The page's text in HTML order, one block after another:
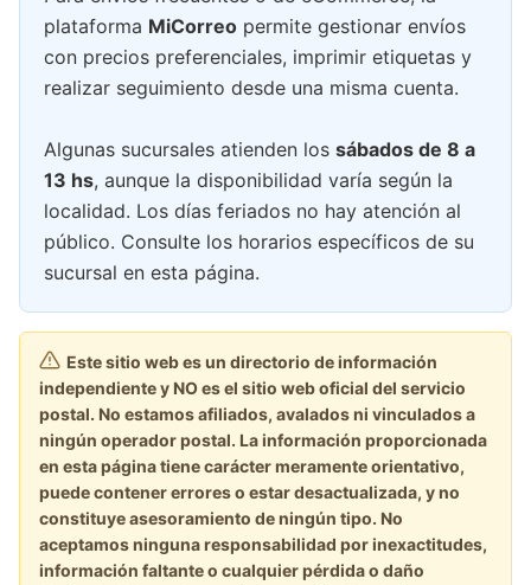
plataforma MiCorreo permite gestionar envíos
con precios preferenciales, imprimir etiquetas y
realizar seguimiento desde una misma cuenta.
Algunas sucursales atienden los sábados de 8 a
13 hs, aunque la disponibilidad varía según la
localidad. Los días feriados no hay atención al
público. Consulte los horarios específicos de su
sucursal en esta página.
Este sitio web es un directorio de información
independiente y NO es el sitio web oficial del servicio
postal. No estamos afiliados, avalados ni vinculados a
ningún operador postal. La información proporcionada
en esta página tiene carácter meramente orientativo,
puede contener errores o estar desactualizada, y no
constituye asesoramiento de ningún tipo. No
aceptamos ninguna responsabilidad por inexactitudes,
información faltante o cualquier pérdida o daño